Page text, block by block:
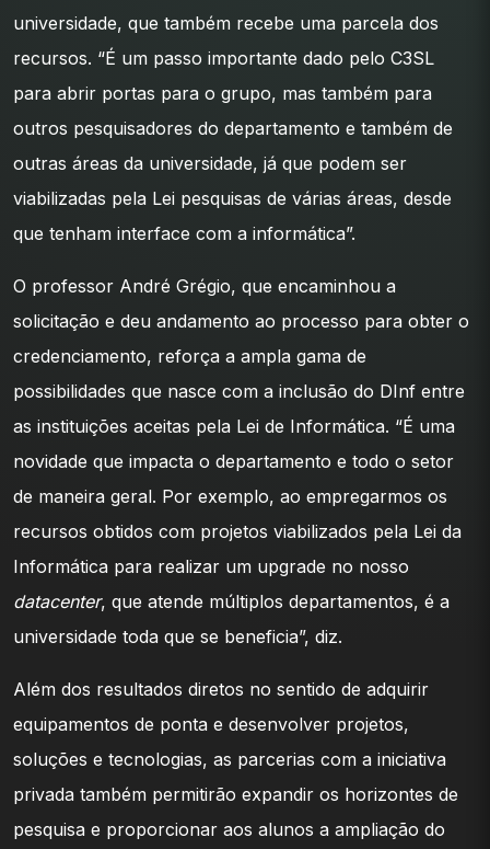
universidade, que também recebe uma parcela dos
recursos. “É um passo importante dado pelo C3SL
para abrir portas para o grupo, mas também para
outros pesquisadores do departamento e também de
outras áreas da universidade, já que podem ser
viabilizadas pela Lei pesquisas de várias áreas, desde
que tenham interface com a informática”.
O professor André Grégio, que encaminhou a
solicitação e deu andamento ao processo para obter o
credenciamento, reforça a ampla gama de
possibilidades que nasce com a inclusão do DInf entre
as instituições aceitas pela Lei de Informática. “É uma
novidade que impacta o departamento e todo o setor
de maneira geral. Por exemplo, ao empregarmos os
recursos obtidos com projetos viabilizados pela Lei da
Informática para realizar um upgrade no nosso
datacenter, que atende múltiplos departamentos, é a
universidade toda que se beneficia”, diz.
Além dos resultados diretos no sentido de adquirir
equipamentos de ponta e desenvolver projetos,
soluções e tecnologias, as parcerias com a iniciativa
privada também permitirão expandir os horizontes de
pesquisa e proporcionar aos alunos a ampliação do